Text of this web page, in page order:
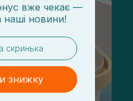
вже чекає —
наші новини!
знижку